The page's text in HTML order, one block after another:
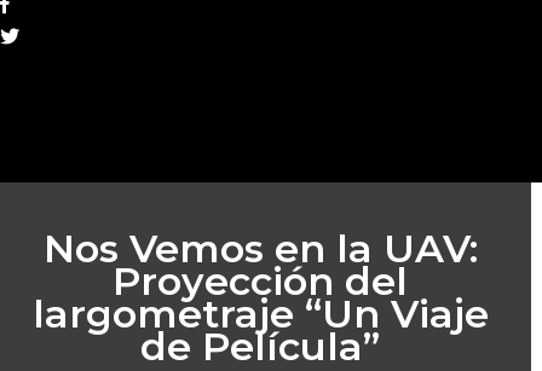
Nos Vemos en la UAV:
Proyección del
largometraje “Un Viaje
de Película”